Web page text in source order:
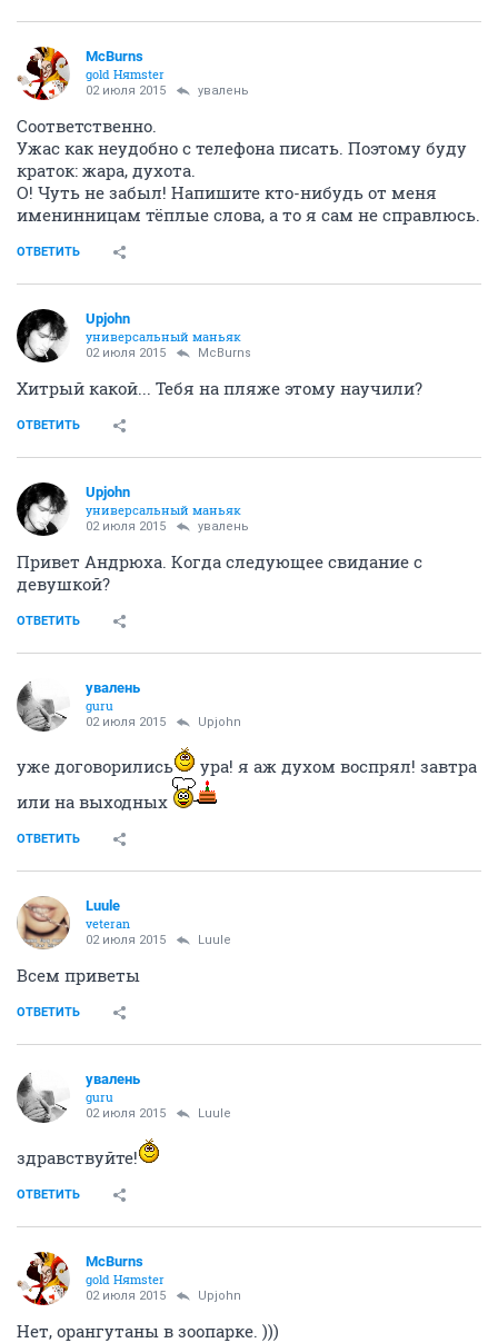
McBurns
gold Няmster
02 июля 2015 увалень
Соответственно.
Ужас как неудобно с телефона писать. Поэтому буду
краток: жара, духота.
О! Чуть не забыл! Напишите кто-нибудь от меня
именинницам тёплые слова, а то я сам не справлюсь.
ОТВЕТИТЬ
Upjohn
универсальный маньяк
02 июля 2015 McBurns
Хитрый какой... Тебя на пляже этому научили?
ОТВЕТИТЬ
Upjohn
универсальный маньяк
02 июля 2015 увалень
Привет Андрюха. Когда следующее свидание с
девушкой?
ОТВЕТИТЬ
увалень
guru
02 июля 2015 Upjohn
уже договорились
ура! я аж духом воспрял! завтра
или на выходных
ОТВЕТИТЬ
Luule
veteran
02 июля 2015 Luule
Всем приветы
ОТВЕТИТЬ
увалень
guru
02 июля 2015 Luule
здравствуйте!
ОТВЕТИТЬ
McBurns
gold Няmster
02 июля 2015 Upjohn
Нет, орангутаны в зоопарке. )))